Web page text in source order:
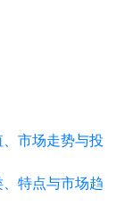
市场走势与投
特点与市场趋